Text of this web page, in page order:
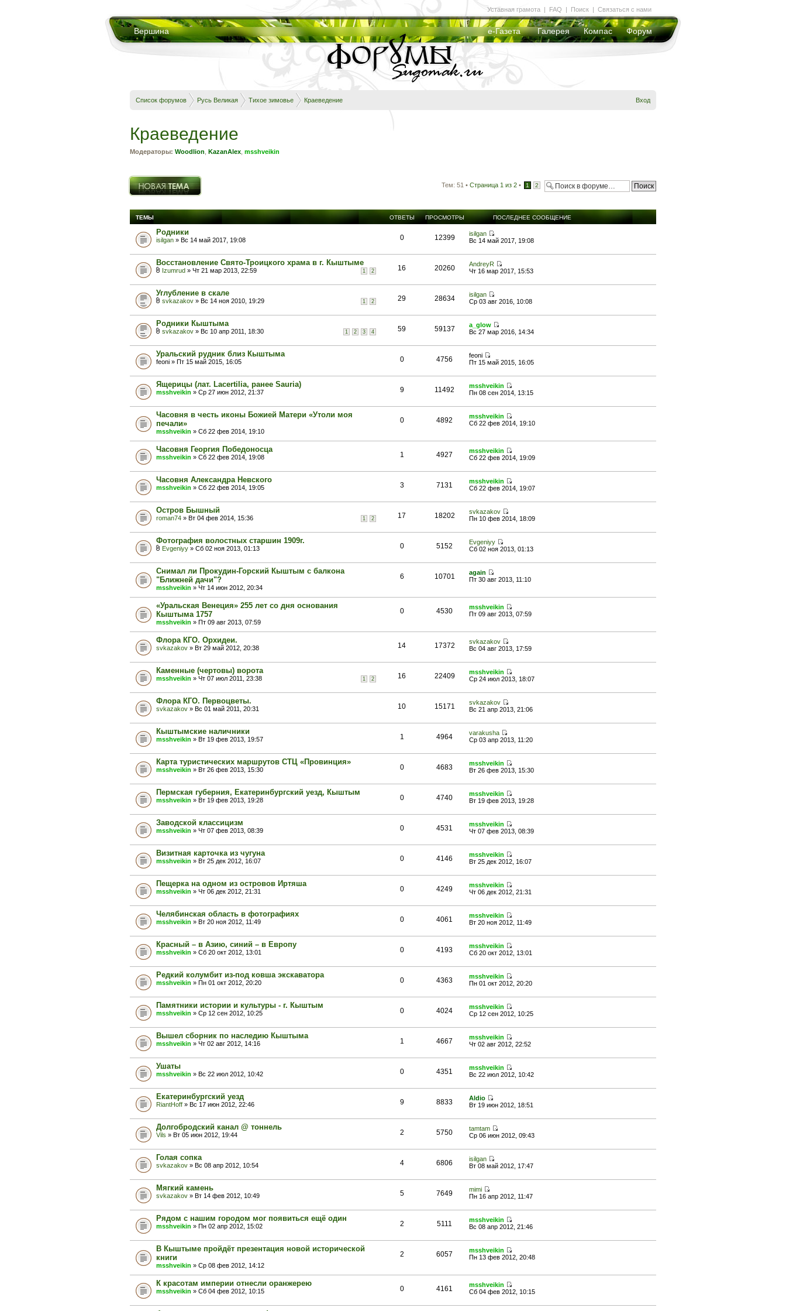
Вершина е-Газета Галерея Компас Форум
Уставная грамота | FAQ | Поиск | Связаться с нами
Список форумов Русь Великая Тихое зимовье Краеведение Вход
Краеведение
Модераторы: Woodlion KazanAlex msshveikin
Новая тема
Тем: 51 • Страница 1 из 2 • 1 2
ТЕМЫ ОТВЕТЫ ПРОСМОТРЫ ПОСЛЕДНЕЕ СООБЩЕНИЕ
Родники
isilgan » Вс 14 май 2017, 19:08 0 12399
isilgan
Вс 14 май 2017, 19:08
Восстановление Свято-Троицкого храма в г. Кыштыме
1 2
Izumrud » Чт 21 мар 2013, 22:59 16 20260
AndreyR
Чт 16 мар 2017, 15:53
Углубление в скале
1 2
svkazakov » Вс 14 ноя 2010, 19:29 29 28634
isilgan
Ср 03 авг 2016, 10:08
Родники Кыштыма
1 2 3 4
svkazakov » Вс 10 апр 2011, 18:30 59 59137
a_glow
Вс 27 мар 2016, 14:34
Уральский рудник близ Кыштыма
feoni » Пт 15 май 2015, 16:05 0 4756
feoni
Пт 15 май 2015, 16:05
Ящерицы (лат. Lacertilia, ранее Sauria)
msshveikin » Ср 27 июн 2012, 21:37 9 11492
msshveikin
Пн 08 сен 2014, 13:15
Часовня в честь иконы Божией Матери «Утоли моя
печали»
msshveikin » Сб 22 фев 2014, 19:10
0 4892
msshveikin
Сб 22 фев 2014, 19:10
Часовня Георгия Победоносца
msshveikin » Сб 22 фев 2014, 19:08 1 4927
msshveikin
Сб 22 фев 2014, 19:09
Часовня Александра Невского
msshveikin » Сб 22 фев 2014, 19:05 3 7131
msshveikin
Сб 22 фев 2014, 19:07
Остров Бышный
1 2
roman74 » Вт 04 фев 2014, 15:36 17 18202
svkazakov
Пн 10 фев 2014, 18:09
Фотография волостных старшин 1909г.
Evgeniyy » Сб 02 ноя 2013, 01:13 0 5152
Evgeniyy
Сб 02 ноя 2013, 01:13
Снимал ли Прокудин-Горский Кыштым с балкона
"Ближней дачи"?
msshveikin » Чт 14 июн 2012, 20:34
6 10701
again
Пт 30 авг 2013, 11:10
«Уральская Венеция» 255 лет со дня основания
Кыштыма 1757
msshveikin » Пт 09 авг 2013, 07:59
0 4530
msshveikin
Пт 09 авг 2013, 07:59
Флора КГО. Орхидеи.
svkazakov » Вт 29 май 2012, 20:38 14 17372
svkazakov
Вс 04 авг 2013, 17:59
Каменные (чертовы) ворота
1 2
msshveikin » Чт 07 июл 2011, 23:38 16 22409
msshveikin
Ср 24 июл 2013, 18:07
Флора КГО. Первоцветы.
svkazakov » Вс 01 май 2011, 20:31 10 15171
svkazakov
Вс 21 апр 2013, 21:06
Кыштымские наличники
msshveikin » Вт 19 фев 2013, 19:57 1 4964
varakusha
Ср 03 апр 2013, 11:20
Карта туристических маршрутов СТЦ «Провинция»
msshveikin » Вт 26 фев 2013, 15:30 0 4683
msshveikin
Вт 26 фев 2013, 15:30
Пермская губерния, Екатеринбургский уезд, Кыштым
msshveikin » Вт 19 фев 2013, 19:28 0 4740
msshveikin
Вт 19 фев 2013, 19:28
Заводской классицизм
msshveikin » Чт 07 фев 2013, 08:39 0 4531
msshveikin
Чт 07 фев 2013, 08:39
Визитная карточка из чугуна
msshveikin » Вт 25 дек 2012, 16:07 0 4146
msshveikin
Вт 25 дек 2012, 16:07
Пещерка на одном из островов Иртяша
msshveikin » Чт 06 дек 2012, 21:31 0 4249
msshveikin
Чт 06 дек 2012, 21:31
Челябинская область в фотографиях
msshveikin » Вт 20 ноя 2012, 11:49 0 4061
msshveikin
Вт 20 ноя 2012, 11:49
Красный – в Азию, синий – в Европу
msshveikin » Сб 20 окт 2012, 13:01 0 4193
msshveikin
Сб 20 окт 2012, 13:01
Редкий колумбит из-под ковша экскаватора
msshveikin » Пн 01 окт 2012, 20:20 0 4363
msshveikin
Пн 01 окт 2012, 20:20
Памятники истории и культуры - г. Кыштым
msshveikin » Ср 12 сен 2012, 10:25 0 4024
msshveikin
Ср 12 сен 2012, 10:25
Вышел сборник по наследию Кыштыма
msshveikin » Чт 02 авг 2012, 14:16 1 4667
msshveikin
Чт 02 авг 2012, 22:52
Ушаты
msshveikin » Вс 22 июл 2012, 10:42 0 4351
msshveikin
Вс 22 июл 2012, 10:42
Екатеринбургский уезд
RiantHoff » Вс 17 июн 2012, 22:46 9 8833
Aldio
Вт 19 июн 2012, 18:51
Долгобродский канал @ тоннель
Vils » Вт 05 июн 2012, 19:44 2 5750
tamtam
Ср 06 июн 2012, 09:43
Голая сопка
svkazakov » Вс 08 апр 2012, 10:54 4 6806
isilgan
Вт 08 май 2012, 17:47
Мягкий камень
svkazakov » Вт 14 фев 2012, 10:49 5 7649
mimi
Пн 16 апр 2012, 11:47
Рядом с нашим городом мог появиться ещё один
msshveikin » Пн 02 апр 2012, 15:02 2 5111
msshveikin
Вс 08 апр 2012, 21:46
В Кыштыме пройдёт презентация новой исторической
книги
msshveikin » Ср 08 фев 2012, 14:12
2 6057
msshveikin
Пн 13 фев 2012, 20:48
К красотам империи отнесли оранжерею
msshveikin » Сб 04 фев 2012, 10:15 0 4161
msshveikin
Сб 04 фев 2012, 10:15